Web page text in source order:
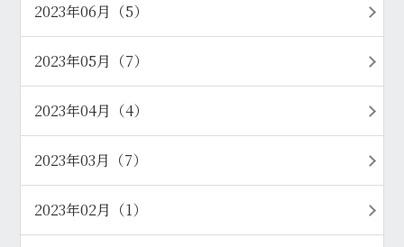
2023年06月（5）
2023年05月（7）
2023年04月（4）
2023年03月（7）
2023年02月（1）